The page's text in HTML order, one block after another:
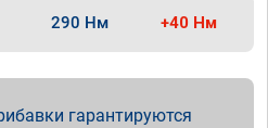
290 Нм +40 Нм
гарантируются